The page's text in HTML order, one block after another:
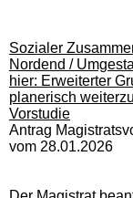
Sozialer
Nordend /
hier: Erweiterter
planerisch
Vorstudie
Antrag
vom 28.01.2026